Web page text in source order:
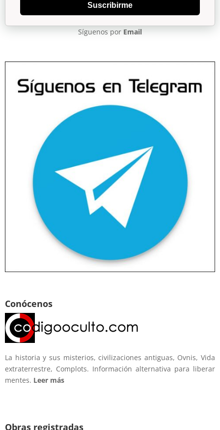
Suscribirme
Síguenos por Email
Conócenos
La historia y sus misterios, civilizaciones antiguas, Ovnis, Vida
extraterrestre, Complots. Información alternativa para liberar
mentes. Leer más
Obras registradas